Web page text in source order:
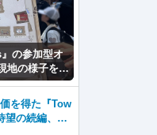
の参加型オ
地の様子をレ
撮影など盛り
を得た『Tow
の続編、『T